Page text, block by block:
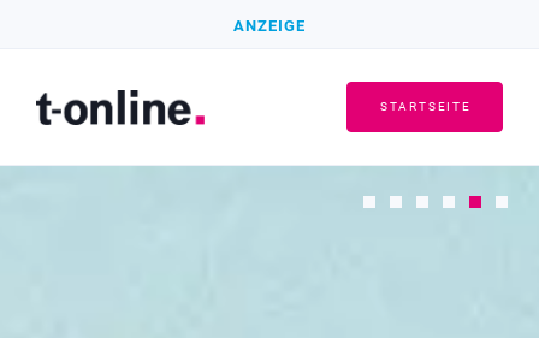
ANZEIGE
STARTSEITE